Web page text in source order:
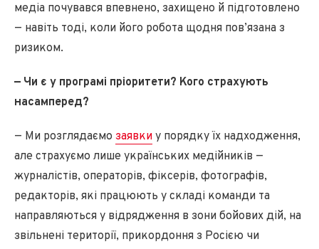
медіа почувався впевнено, захищено й підготовлено
— навіть тоді, коли його робота щодня пов’язана з
ризиком.
— Чи є у програмі пріоритети? Кого страхують
насамперед?
— Ми розглядаємо заявки у порядку їх надходження,
але страхуємо лише українських медійників —
журналістів, операторів, фіксерів, фотографів,
редакторів, які працюють у складі команди та
направляються у відрядження в зони бойових дій, на
звільнені території, прикордоння з Росією чи